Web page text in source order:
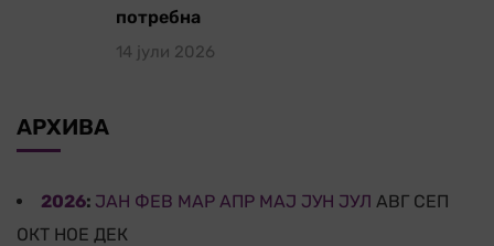
потребна
14 јули 2026
АРХИВА
2026: ЈАН ФЕВ МАР АПР МАЈ ЈУН ЈУЛ АВГ СЕП
ОКТ НОЕ ДЕК